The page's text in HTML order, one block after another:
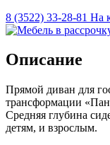
8 (3522) 33-28-81 На
Описание
Прямой диван для
трансформации
Средняя глубина
детям, и взрослым.